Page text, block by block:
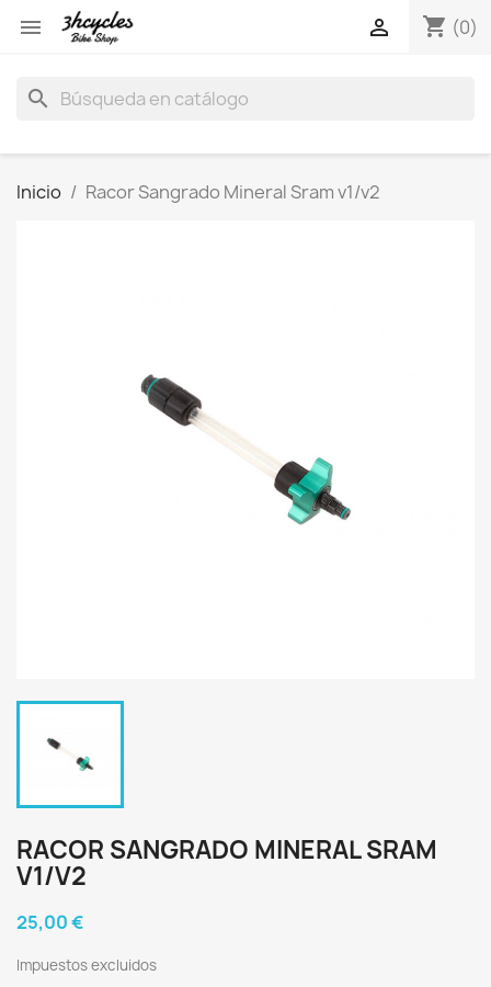
 shopping_cart (0)

search
Inicio Racor Sangrado Mineral Sram v1/v2
RACOR SANGRADO MINERAL SRAM
V1/V2
25,00 €
Impuestos excluidos